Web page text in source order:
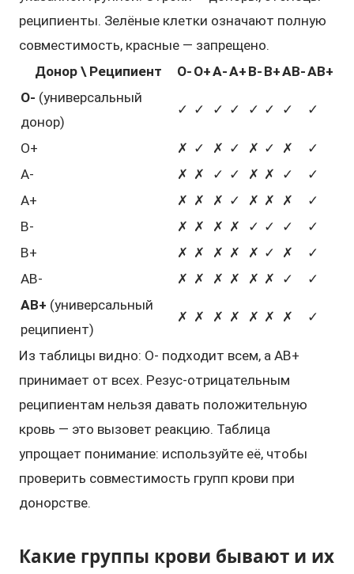
реципиенты. Зелёные клетки означают полную
совместимость, красные — запрещено.
Донор \ Реципиент
O- O+A-A+ B- B+AB-AB+
O- (универсальный
донор)
✓ ✓ ✓ ✓ ✓ ✓ ✓ ✓
O+ ✗ ✓ ✗ ✓ ✗ ✓ ✗
✓
A-
✗ ✗ ✓ ✓ ✗ ✗ ✓
✓
A+
✗ ✗ ✗ ✓ ✗ ✗ ✗
✓
B-
✗ ✗ ✗ ✗ ✓ ✓ ✓
✓
B+
✗ ✗ ✗ ✗ ✗ ✓ ✗
✓
AB-
✗ ✗ ✗ ✗ ✗ ✗ ✓
✓
AB+ (универсальный
реципиент)
✗ ✗ ✗ ✗ ✗ ✗ ✗ ✓
Из таблицы видно: O- подходит всем, а AB+
принимает от всех. Резус-отрицательным
реципиентам нельзя давать положительную
кровь — это вызовет реакцию. Таблица
упрощает понимание: используйте её, чтобы
проверить совместимость групп крови при
донорстве.
Какие группы крови бывают и их